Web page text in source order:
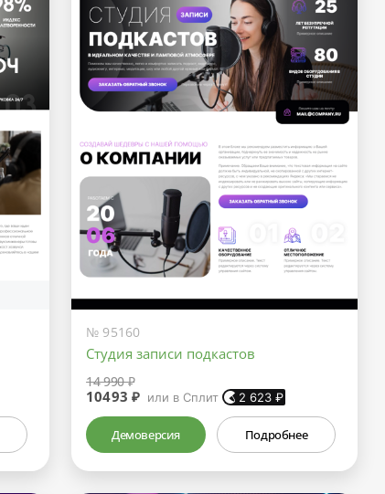
№ 95160
Студия записи подкастов
14 990 ₽
10493 ₽ или в Сплит 2 623 ₽
Демоверсия Подробнее